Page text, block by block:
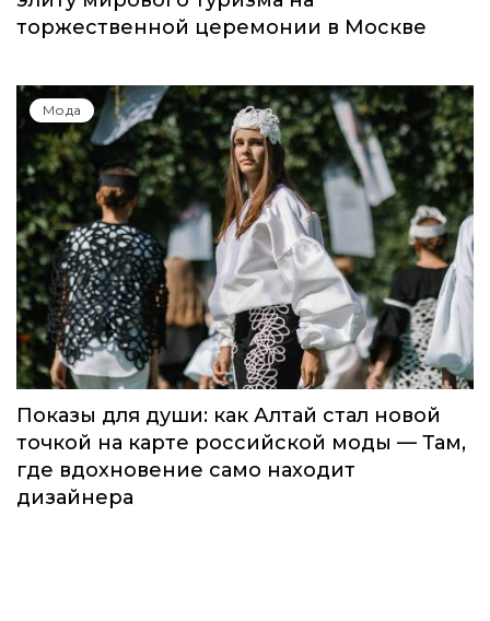
торжественной церемонии в Москве
Мода
Показы для души: как Алтай стал новой
точкой на карте российской моды — Там,
где вдохновение само находит
дизайнера